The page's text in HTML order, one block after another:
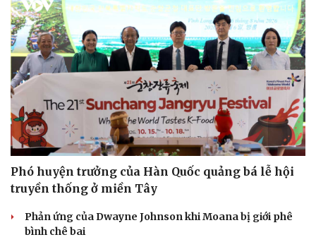
Phó huyện trưởng của Hàn Quốc quảng bá lễ hội
truyền thống ở miền Tây
Phản ứng của Dwayne Johnson khi Moana bị giới phê
bình chê bai